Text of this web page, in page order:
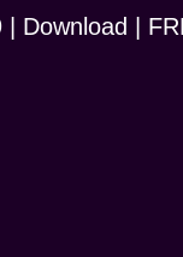
Download |